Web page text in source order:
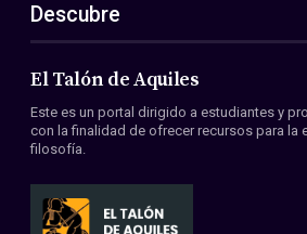
ES
EN
Acerca de nosotros
Miembros
Convenios
Descubre
El Talón de Aquiles
Este es un portal dirigido a estudiantes y
con la finalidad de ofrecer recursos para la
filosofía.